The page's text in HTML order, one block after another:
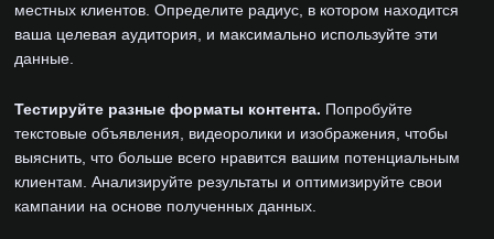
местных клиентов. Определите радиус, в котором находится
ваша целевая аудитория, и максимально используйте эти
данные.
Тестируйте разные форматы контента. Попробуйте
текстовые объявления, видеоролики и изображения, чтобы
выяснить, что больше всего нравится вашим потенциальным
клиентам. Анализируйте результаты и оптимизируйте свои
кампании на основе полученных данных.